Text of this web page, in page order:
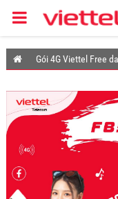
Gói 4G Viettel Free